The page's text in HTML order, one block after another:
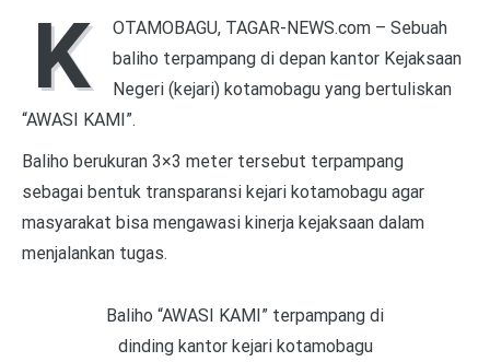
K
OTAMOBAGU, TAGAR-NEWS.com – Sebuah
baliho terpampang di depan kantor Kejaksaan
Negeri (kejari) kotamobagu yang bertuliskan
“AWASI KAMI”.
Baliho berukuran 3×3 meter tersebut terpampang
sebagai bentuk transparansi kejari kotamobagu agar
masyarakat bisa mengawasi kinerja kejaksaan dalam
menjalankan tugas.
Baliho “AWASI KAMI” terpampang di
dinding kantor kejari kotamobagu